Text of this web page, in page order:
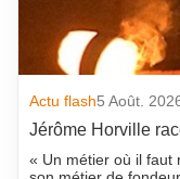
Actu flash5 Août.
Jérôme Horville
« Un métier où il faut